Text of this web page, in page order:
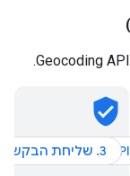
verified_user
3. שליחת הבקשה הראשונה